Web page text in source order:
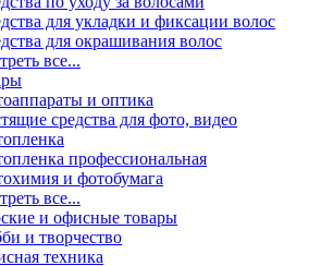
для укладки и фиксации волос
для окрашивания волос
все...
и оптика
средства для фото, видео
профессиональная
и фотобумага
все...
и офисные товары
и творчество
техника